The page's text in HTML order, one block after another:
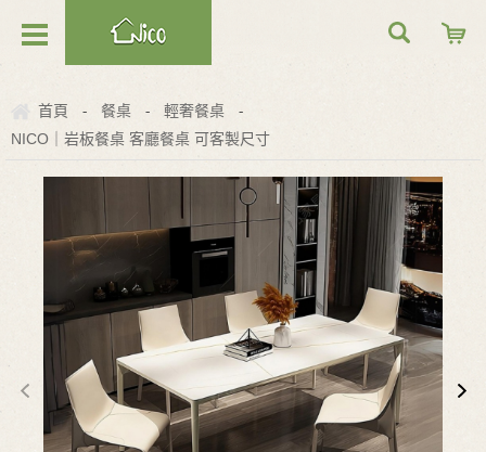
首頁 - 餐桌 - 輕奢餐桌 -
NICO｜岩板餐桌 客廳餐桌 可客製尺寸